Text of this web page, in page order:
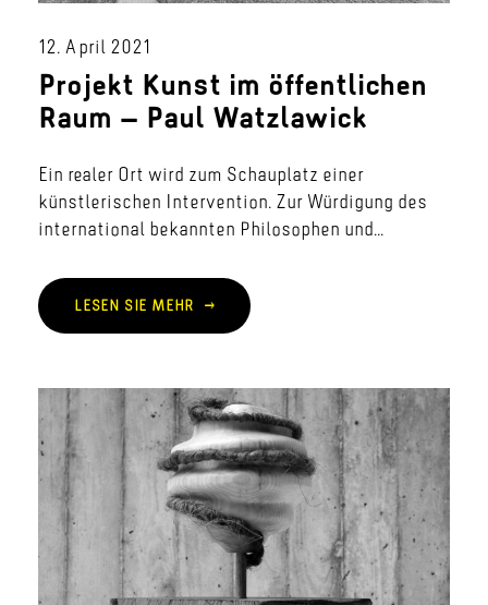
12. April 2021
Projekt Kunst im öffentlichen
Raum – Paul Watzlawick
Ein realer Ort wird zum Schauplatz einer
künstlerischen Intervention. Zur Würdigung des
international bekannten Philosophen und...
LESEN SIE MEHR